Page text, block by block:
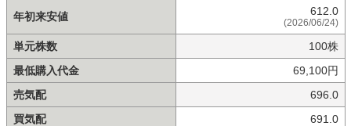
年初来安値 612.0
(2026/06/24)
単元株数
100株
最低購入代金
69,100円
売気配
696.0
買気配
691.0